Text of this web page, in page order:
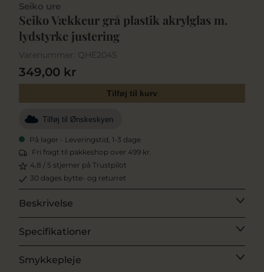
Seiko ure
Seiko Vækkeur grå plastik akrylglas m.
lydstyrke justering
Varenummer: QHE204S
349,00 kr
Tilføj til kurv
Tilføj til Ønskeskyen
På lager - Leveringstid, 1-3 dage
Fri fragt til pakkeshop over 499 kr.
4,8 / 5 stjerner på Trustpilot
30 dages bytte- og returret
Beskrivelse
Specifikationer
Smykkepleje